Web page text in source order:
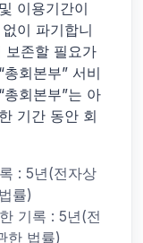
이용기간이
이 파기합니
보존할 필요가
회본부” 서비
회본부”는 아
기간 동안 회
: 5년(전자상
률)
기록 : 5년(전
한 법률)